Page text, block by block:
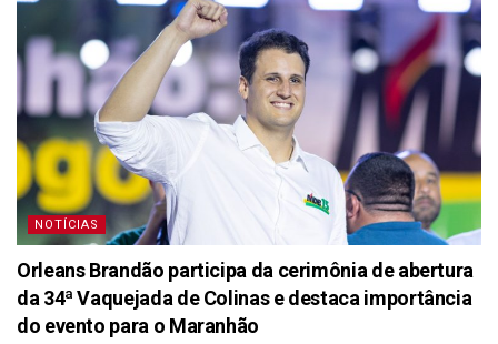
NOTÍCIAS
Orleans Brandão participa da cerimônia de abertura
da 34ª Vaquejada de Colinas e destaca importância
do evento para o Maranhão